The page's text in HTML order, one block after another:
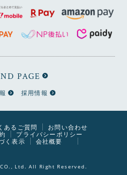
PAGE
採用情報
あるご質問
お問い合わせ
プライバシーポリシー
く表示
会社概要
Ltd. All Right Reserved.